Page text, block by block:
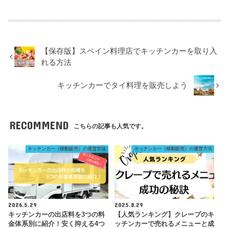
【保存版】スペイン料理店でキッチンカーを取り入
れる方法
キッチンカーでタイ料理を販売しよう
RECOMMEND こちらの記事も人気です。
キッチンカー（移動販売）の運営方法
2026.5.29
キッチンカーの出店料を3つの料
金体系別に紹介！安く抑える4つ
キッチンカー（移動販売）の運営方法
2025.8.29
【人気ランキング】クレープのキ
ッチンカーで売れるメニューと成